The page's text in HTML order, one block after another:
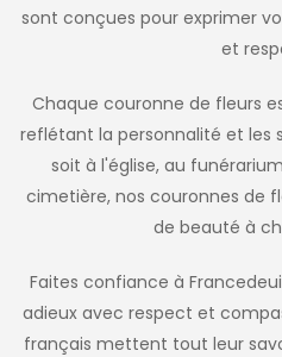
sont conçues pour exprimer
et
Chaque couronne de fleurs
reflétant la personnalité et les
soit à l'église, au
cimetière, nos couronnes de
de beauté à
Faites confiance à
adieux avec respect et
français mettent tout leur